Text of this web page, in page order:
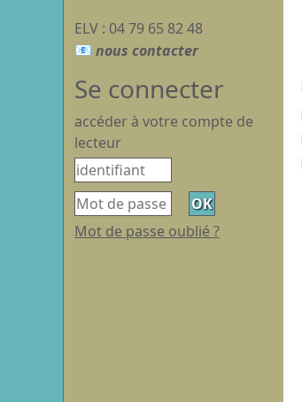
ELV : 04 79 65 82 48
Se connecter
accéder à votre compte de
lecteur
Mot de passe oublié ?